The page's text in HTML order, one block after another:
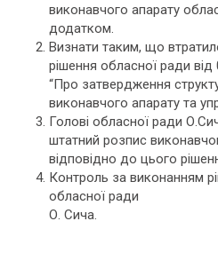
виконавчого апарату
додатком.
Визнати таким, що
рішення обласної ради
“Про затвердження
виконавчого апарату та
Голові обласної ради
штатний розпис
відповідно до цього
Контроль за виконанням
обласної ради
О. Сича.